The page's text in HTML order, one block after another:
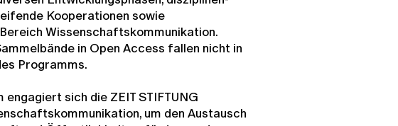
Kooperationen sowie
Wissenschaftskommunikation.
in Open Access fallen nicht in
Programms.
sich die ZEIT STIFTUNG
um den Austausch